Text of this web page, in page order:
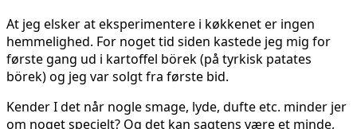
At jeg elsker at eksperimentere i køkkenet er ingen
hemmelighed. For noget tid siden kastede jeg mig for
første gang ud i kartoffel börek (på tyrkisk patates
börek) og jeg var solgt fra første bid.
Kender I det når nogle smage, lyde, dufte etc. minder jer
om noget specielt? Og det kan sagtens være et minde,